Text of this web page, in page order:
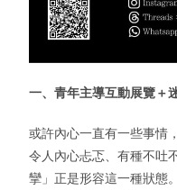
一、青年主導互動展覽＋
或許內心一直有一些事情
令人內心忐忑、有種不吐
攣」正是形容這一種狀態